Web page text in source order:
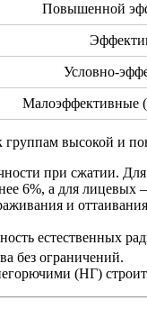
Повышенной
Условно-
Малоэффективные
группам высокой
при сжатии.
6%, а для лицевых
и
естественных
без ограничений.
(НГ)